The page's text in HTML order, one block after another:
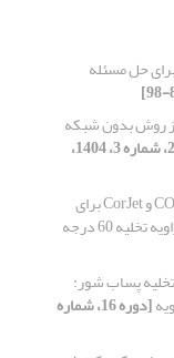
حل مسئله
روش بدون شبکه
[دوره 20، شماره 3، 1404،
اعتبارسنجی مدل‌های CORMIX و CorJet برای
60 درجه
پساب شور:
[دوره 16، شماره